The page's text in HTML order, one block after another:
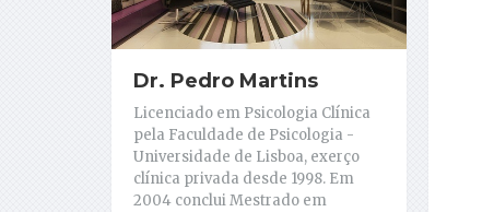
Dr. Pedro Martins
Licenciado em Psicologia Clínica
pela Faculdade de Psicologia -
Universidade de Lisboa, exerço
clínica privada desde 1998. Em
2004 conclui Mestrado em